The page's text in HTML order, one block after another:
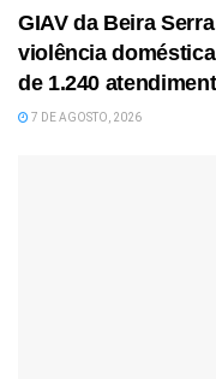
GIAV da Beira
violência
de 1.240
7 DE AGOSTO, 2026